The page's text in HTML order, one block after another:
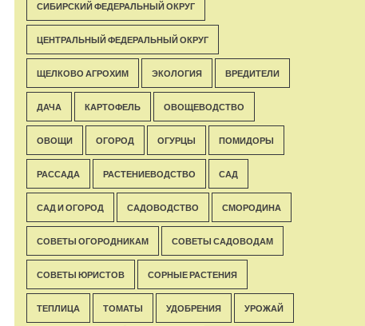
СИБИРСКИЙ ФЕДЕРАЛЬНЫЙ ОКРУГ
ЦЕНТРАЛЬНЫЙ ФЕДЕРАЛЬНЫЙ ОКРУГ
ЩЕЛКОВО АГРОХИМ ЭКОЛОГИЯ ВРЕДИТЕЛИ
ДАЧА КАРТОФЕЛЬ ОВОЩЕВОДСТВО
ОВОЩИ ОГОРОД ОГУРЦЫ ПОМИДОРЫ
РАССАДА РАСТЕНИЕВОДСТВО САД
САД И ОГОРОД САДОВОДСТВО СМОРОДИНА
СОВЕТЫ ОГОРОДНИКАМ СОВЕТЫ САДОВОДАМ
СОВЕТЫ ЮРИСТОВ СОРНЫЕ РАСТЕНИЯ
ТЕПЛИЦА ТОМАТЫ УДОБРЕНИЯ УРОЖАЙ